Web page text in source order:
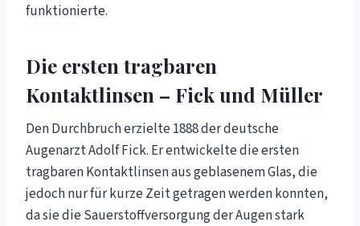
funktionierte.
Die ersten tragbaren
Kontaktlinsen – Fick und Müller
Den Durchbruch erzielte 1888 der deutsche
Augenarzt Adolf Fick. Er entwickelte die ersten
tragbaren Kontaktlinsen aus geblasenem Glas, die
jedoch nur für kurze Zeit getragen werden konnten,
da sie die Sauerstoffversorgung der Augen stark